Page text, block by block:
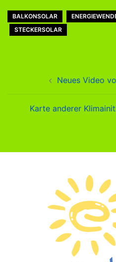
BALKONSOLAR
STECKERSOLAR
Neues Video
Karte anderer